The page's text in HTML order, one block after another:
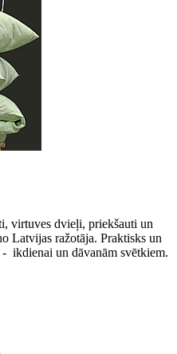
virtuves dvieļi, priekšauti un
Latvijas ražotāja. Praktisks un
ikdienai un dāvanām svētkiem.